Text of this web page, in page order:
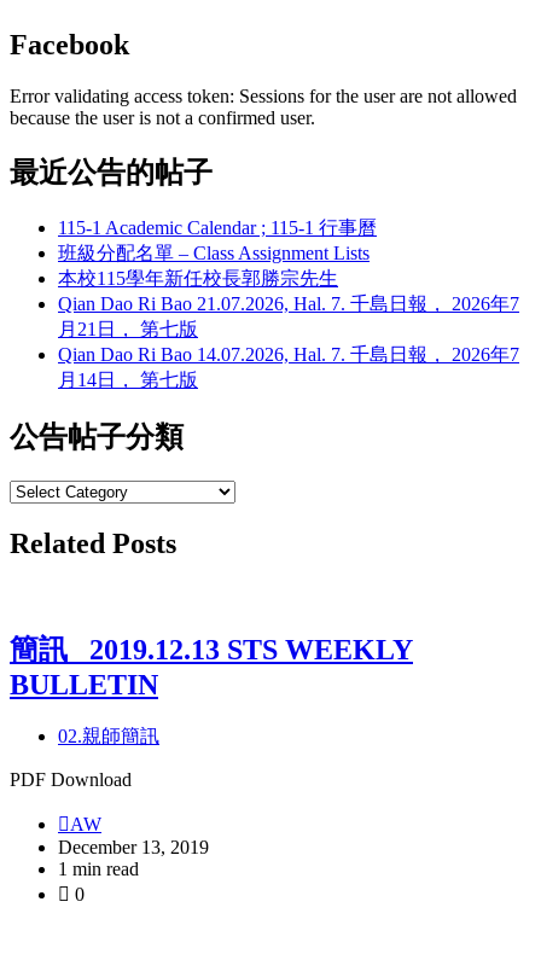
Facebook
Error validating access token: Sessions for the user are not allowed
because the user is not a confirmed user.
最近公告的帖子
115-1 Academic Calendar ; 115-1 行事曆
班級分配名單 – Class Assignment Lists
本校115學年新任校長郭勝宗先生
Qian Dao Ri Bao 21.07.2026, Hal. 7. 千島日報， 2026年7
月21日， 第七版
Qian Dao Ri Bao 14.07.2026, Hal. 7. 千島日報， 2026年7
月14日， 第七版
公告帖子分類
公
帖
Related Posts
簡訊_ 2019.12.13 STS WEEKLY
BULLETIN
02.親師簡訊
PDF Download
AW
December 13, 2019
1 min read
0